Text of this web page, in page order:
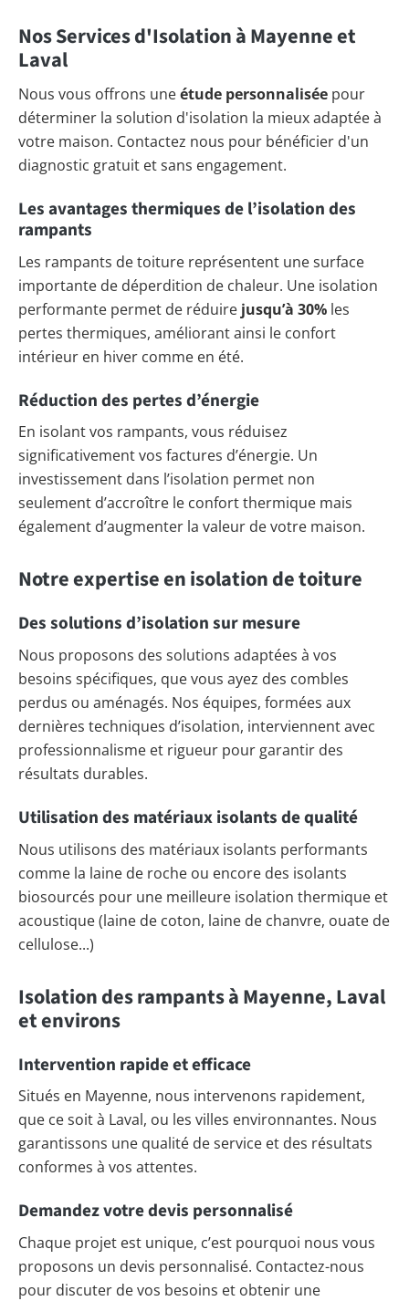
Nos Services d'Isolation à Mayenne et
Laval
Nous vous offrons uneétude personnalisée pour
déterminer la solution d'isolation la mieux adaptée à
votre maison. Contactez nous pour bénéficier d'un
diagnostic gratuit et sans engagement.
Les avantages thermiques de l’isolation des
rampants
Les rampants de toiture représentent une surface
importante de déperdition de chaleur. Une isolation
performante permet de réduire jusqu’à 30% les
pertes thermiques, améliorant ainsi le confort
intérieur en hiver comme en été.
Réduction des pertes d’énergie
En isolant vos rampants, vous réduisez
significativement vos factures d’énergie. Un
investissement dans l’isolation permet non
seulement d’accroître le confort thermique mais
également d’augmenter la valeur de votre maison.
Notre expertise en isolation de toiture
Des solutions d’isolation sur mesure
Nous proposons des solutions adaptées à vos
besoins spécifiques, que vous ayez des combles
perdus ou aménagés. Nos équipes, formées aux
dernières techniques d’isolation, interviennent avec
professionnalisme et rigueur pour garantir des
résultats durables.
Utilisation des matériaux isolants de qualité
Nous utilisons des matériaux isolants performants
comme la laine de roche ou encore des isolants
biosourcés pour une meilleure isolation thermique et
acoustique (laine de coton, laine de chanvre, ouate de
cellulose...)
Isolation des rampants à Mayenne, Laval
et environs
Intervention rapide et efficace
Situés en Mayenne, nous intervenons rapidement,
que ce soit à Laval, ou les villes environnantes. Nous
garantissons une qualité de service et des résultats
conformes à vos attentes.
Demandez votre devis personnalisé
Chaque projet est unique, c’est pourquoi nous vous
proposons un devis personnalisé. Contactez-nous
pour discuter de vos besoins et obtenir une